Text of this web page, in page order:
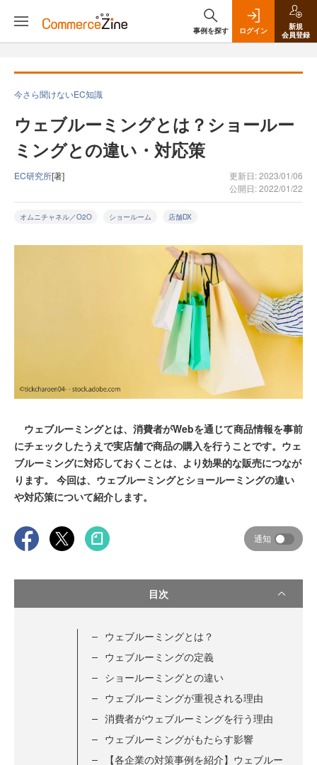
事例を探す ログイン
新規
会員登録
今さら聞けないEC知識
ウェブルーミングとは？ショールー
ミングとの違い・対応策
EC研究所[著]
更新日: 2023/01/06
公開日: 2022/01/22
オムニチャネル／O2O ショールーム 店舗DX
ウェブルーミングとは、消費者がWebを通じて商品情報を事前
にチェックしたうえで実店舗で商品の購入を行うことです。ウェ
ブルーミングに対応しておくことは、より効果的な販売につなが
ります。 今回は、ウェブルーミングとショールーミングの違い
や対応策について紹介します。
通知
目次
ウェブルーミングとは？
ウェブルーミングの定義
ショールーミングとの違い
ウェブルーミングが重視される理由
消費者がウェブルーミングを行う理由
ウェブルーミングがもたらす影響
【各企業の対策事例を紹介】ウェブルー